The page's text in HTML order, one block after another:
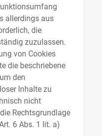
allerdings aus
die
zuzulassen.
von Cookies
die beschriebene
den
Inhalte zu
nicht
Rechtsgrundlage
6 Abs. 1 lit. a)